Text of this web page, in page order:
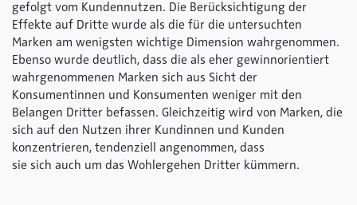
gefolgt vom Kundennutzen. Die Berücksichtigung der
Effekte auf Dritte wurde als die für die untersuchten
Marken am wenigsten wichtige Dimension wahrgenommen.
Ebenso wurde deutlich, dass die als eher gewinnorientiert
wahrgenommenen Marken sich aus Sicht der
Konsumentinnen und Konsumenten weniger mit den
Belangen Dritter befassen. Gleichzeitig wird von Marken, die
sich auf den Nutzen ihrer Kundinnen und Kunden
konzentrieren, tendenziell angenommen, dass
sie sich auch um das Wohlergehen Dritter kümmern.